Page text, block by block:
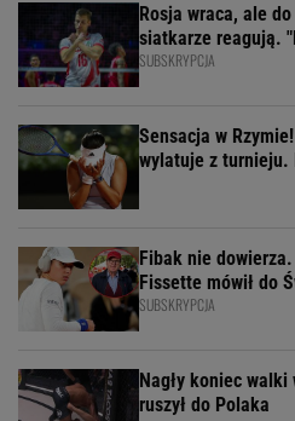
Rosja wraca, ale
siatkarze reagują.
SUBSKRYPCJA
Sensacja w
wylatuje z turnieju.
Fibak nie dowierza.
Fissette mówił do
SUBSKRYPCJA
Nagły koniec walki
ruszył do Polaka